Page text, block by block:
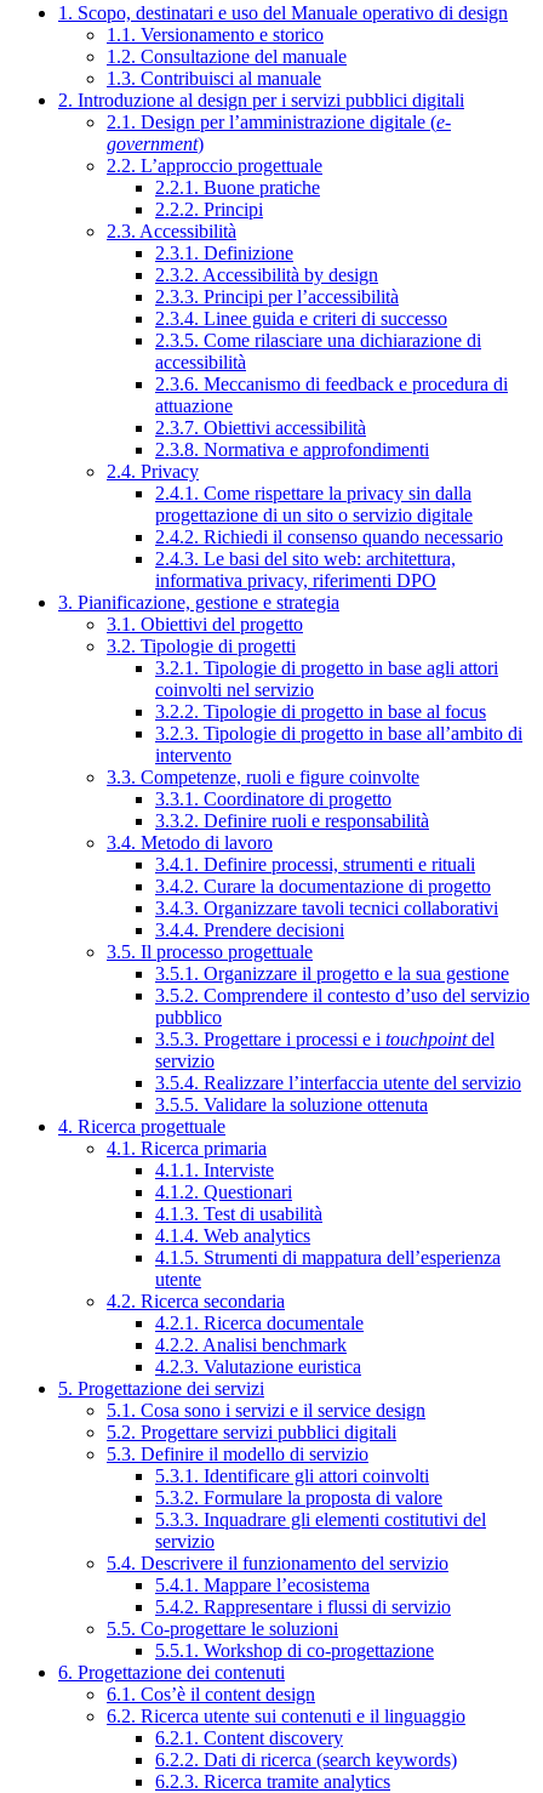
1. Scopo, destinatari e uso del Manuale operativo di design
1.1. Versionamento e storico
1.2. Consultazione del manuale
1.3. Contribuisci al manuale
2. Introduzione al design per i servizi pubblici digitali
2.1. Design per l’amministrazione digitale (e-
government)
2.2. L’approccio progettuale
2.2.1. Buone pratiche
2.2.2. Principi
2.3. Accessibilità
2.3.1. Definizione
2.3.2. Accessibilità by design
2.3.3. Principi per l’accessibilità
2.3.4. Linee guida e criteri di successo
2.3.5. Come rilasciare una dichiarazione di
accessibilità
2.3.6. Meccanismo di feedback e procedura di
attuazione
2.3.7. Obiettivi accessibilità
2.3.8. Normativa e approfondimenti
2.4. Privacy
2.4.1. Come rispettare la privacy sin dalla
progettazione di un sito o servizio digitale
2.4.2. Richiedi il consenso quando necessario
2.4.3. Le basi del sito web: architettura,
informativa privacy, riferimenti DPO
3. Pianificazione, gestione e strategia
3.1. Obiettivi del progetto
3.2. Tipologie di progetti
3.2.1. Tipologie di progetto in base agli attori
coinvolti nel servizio
3.2.2. Tipologie di progetto in base al focus
3.2.3. Tipologie di progetto in base all’ambito di
intervento
3.3. Competenze, ruoli e figure coinvolte
3.3.1. Coordinatore di progetto
3.3.2. Definire ruoli e responsabilità
3.4. Metodo di lavoro
3.4.1. Definire processi, strumenti e rituali
3.4.2. Curare la documentazione di progetto
3.4.3. Organizzare tavoli tecnici collaborativi
3.4.4. Prendere decisioni
3.5. Il processo progettuale
3.5.1. Organizzare il progetto e la sua gestione
3.5.2. Comprendere il contesto d’uso del servizio
pubblico
3.5.3. Progettare i processi e i touchpointdel
servizio
3.5.4. Realizzare l’interfaccia utente del servizio
3.5.5. Validare la soluzione ottenuta
4. Ricerca progettuale
4.1. Ricerca primaria
4.1.1. Interviste
4.1.2. Questionari
4.1.3. Test di usabilità
4.1.4. Web analytics
4.1.5. Strumenti di mappatura dell’esperienza
utente
4.2. Ricerca secondaria
4.2.1. Ricerca documentale
4.2.2. Analisi benchmark
4.2.3. Valutazione euristica
5. Progettazione dei servizi
5.1. Cosa sono i servizi e il service design
5.2. Progettare servizi pubblici digitali
5.3. Definire il modello di servizio
5.3.1. Identificare gli attori coinvolti
5.3.2. Formulare la proposta di valore
5.3.3. Inquadrare gli elementi costitutivi del
servizio
5.4. Descrivere il funzionamento del servizio
5.4.1. Mappare l’ecosistema
5.4.2. Rappresentare i flussi di servizio
5.5. Co-progettare le soluzioni
5.5.1. Workshop di co-progettazione
6. Progettazione dei contenuti
6.1. Cos’è il content design
6.2. Ricerca utente sui contenuti e il linguaggio
6.2.1. Content discovery
6.2.2. Dati di ricerca (search keywords)
6.2.3. Ricerca tramite analytics